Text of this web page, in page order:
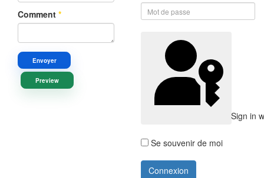
Comment *
Envoyer
Preview
Sign in
Se souvenir de moi